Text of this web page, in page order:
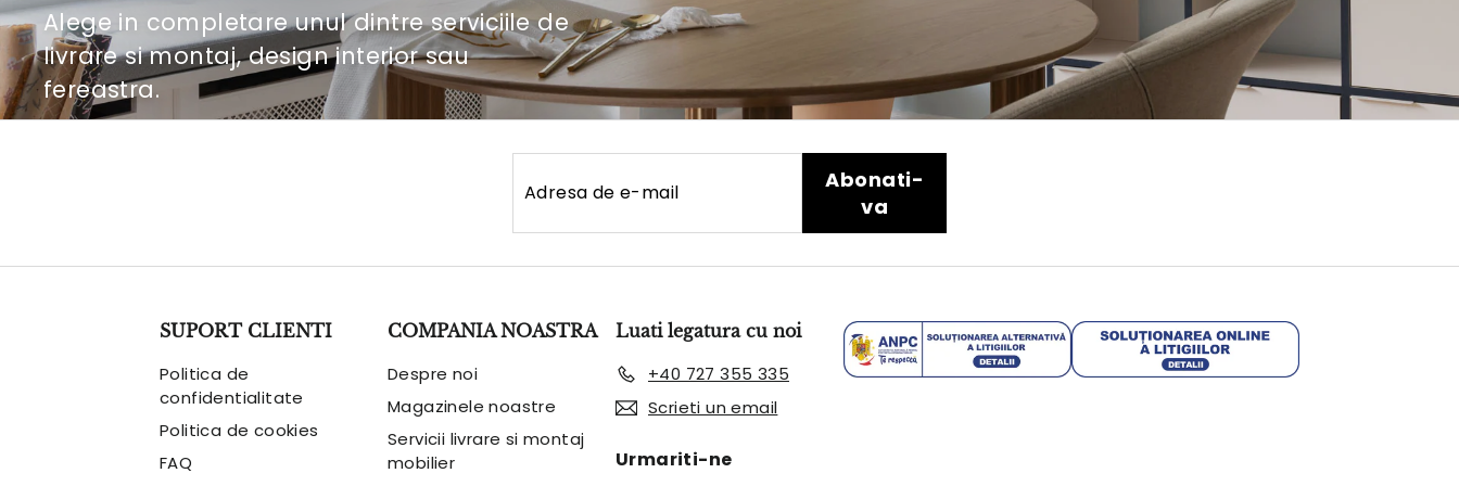
Alege in completare unul dintre serviciile de
livrare si montaj, design interior sau
fereastra.
de
va
Abonati-
va
SUPORT CLIENTI
Politica de
confidentialitate
Politica de cookies
FAQ
COMPANIA NOASTRA
Despre noi
Magazinele noastre
Servicii livrare si montaj
mobilier
Luati legatura cu noi
+40 727 355 335
Scrieti un email
Urmariti-ne